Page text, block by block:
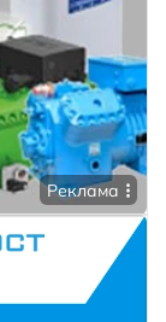
Реклама